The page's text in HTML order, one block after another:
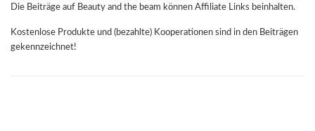
Die Beiträge auf Beauty and the beam können Affiliate Links beinhalten.
Kostenlose Produkte und (bezahlte) Kooperationen sind in den Beiträgen
gekennzeichnet!